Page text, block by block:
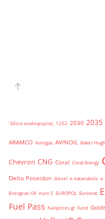
'άδεια κυκλοφορίας 1202 2030 2035
ARAMCO Autogas AVINOIL Baker
Chevron CNG Coral Coral Energy
Delta Poseidon diesel e-katanalotis
Energean Oil euro 5 EUROPOL Eurostat
Fuel Pass fuelprices.gr fund